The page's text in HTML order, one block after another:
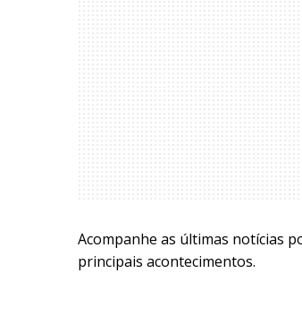
Acompanhe as últimas notícias
principais acontecimentos.